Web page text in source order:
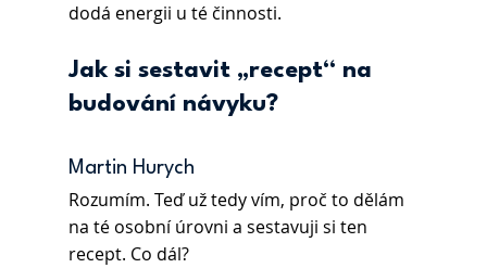
dodá energii u té činnosti.
Jak si sestavit „recept“ na
budování návyku?
Martin Hurych
Rozumím. Teď už tedy vím, proč to dělám
na té osobní úrovni a sestavuji si ten
recept. Co dál?